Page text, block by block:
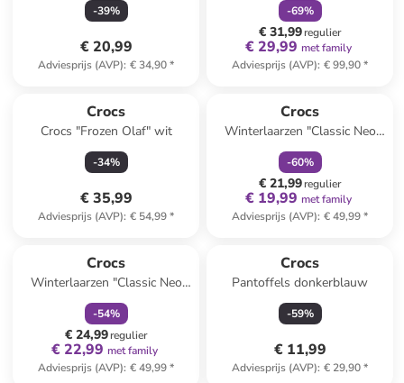
-39%
€ 20,99
Adviesprijs (AVP): € 34,90*
-69%
€ 31,99regulier
€ 29,99 met family
Adviesprijs (AVP): € 99,90*
Crocs
Crocs "Frozen Olaf" wit
-34%
€ 35,99
Adviesprijs (AVP): € 54,99*
Crocs
Winterlaarzen "Classic Neo
Puff" roze
-60%
€ 21,99regulier
€ 19,99 met family
Adviesprijs (AVP): € 49,99*
Crocs
Winterlaarzen "Classic Neo
Puff" donkerblauw
-54%
€ 24,99regulier
€ 22,99 met family
Adviesprijs (AVP): € 49,99*
Crocs
Pantoffels donkerblauw
-59%
€ 11,99
Adviesprijs (AVP): € 29,90*